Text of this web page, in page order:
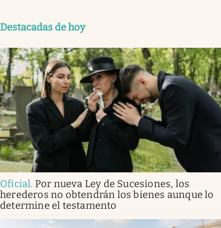
Destacadas de hoy
Oficial. Por nueva Ley de Sucesiones, los
herederos no obtendrán los bienes aunque lo
determine el testamento